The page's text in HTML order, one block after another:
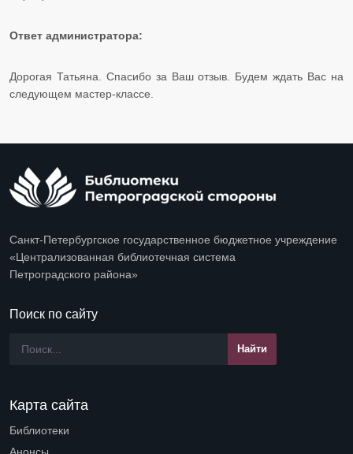
Ответ администратора:
Дорогая Татьяна. Спасибо за Ваш отзыв. Будем ждать Вас на
следующем мастер-классе.​​​​​
Санкт-Петербургское государственное бюджетное учреждение
«Централизованная библиотечная система
Петроградского района»
Поиск по сайту
Карта сайта
Библиотеки